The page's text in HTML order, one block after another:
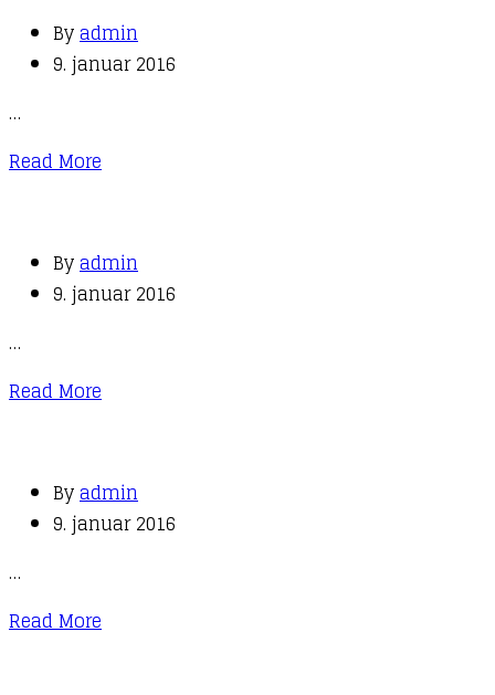
Byadmin
9. januar 2016
…
Read More
Byadmin
9. januar 2016
…
Read More
Byadmin
9. januar 2016
…
Read More